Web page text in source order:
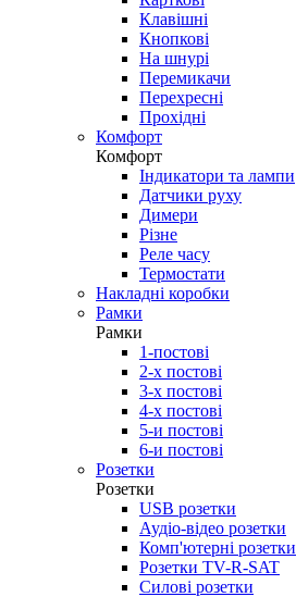
Клавішні
Кнопкові
На шнурі
Перемикачи
Перехресні
Прохідні
Комфорт
Комфорт
Індикатори та лампи
Датчики руху
Димери
Різне
Реле часу
Термостати
Накладні коробки
Рамки
Рамки
1-постові
2-х постові
3-х постові
4-х постові
5-и постові
6-и постові
Розетки
Розетки
USB розетки
Аудіо-відео розетки
Комп'ютерні розетки
Розетки TV-R-SAT
Силові розетки